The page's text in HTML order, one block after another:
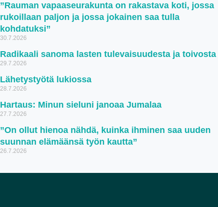
”Rauman vapaaseurakunta on rakastava koti, jossa
rukoillaan paljon ja jossa jokainen saa tulla
kohdatuksi”
30.7.2026
Radikaali sanoma lasten tulevaisuudesta ja toivosta
29.7.2026
Lähetystyötä lukiossa
28.7.2026
Hartaus: Minun sieluni janoaa Jumalaa
27.7.2026
”On ollut hienoa nähdä, kuinka ihminen saa uuden
suunnan elämäänsä työn kautta”
26.7.2026